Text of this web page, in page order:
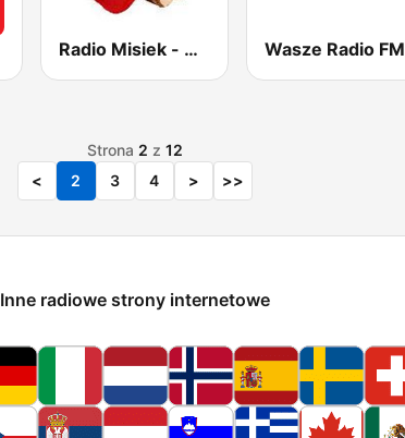
Radio Misiek - muzyka biesiadna Wasze Radio FM
Strona 2 z 12
<
2 3 4 > >>
Inne radiowe strony internetowe